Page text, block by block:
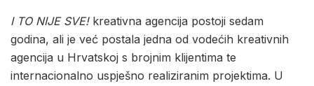
I TO NIJE SVE!kreativna agencija postoji sedam
godina, ali je već postala jedna od vodećih kreativnih
agencija u Hrvatskoj s brojnim klijentima te
internacionalno uspješno realiziranim projektima. U